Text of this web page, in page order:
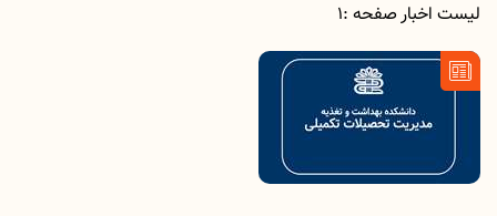
لیست اخبار صفحه :1